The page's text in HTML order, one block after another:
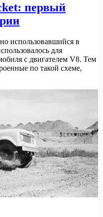
первый
использовавшийся в
для
с двигателем V8. Тем
по такой схеме,